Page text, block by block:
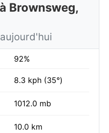
Brownsweg,
92%
8.3 kph (35°)
1012.0 mb
10.0 km